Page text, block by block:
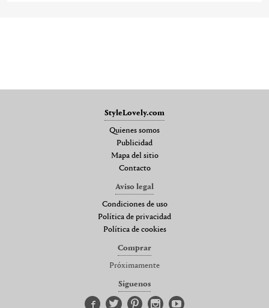
StyleLovely.com
Quienes somos
Publicidad
Mapa del sitio
Contacto
Aviso legal
Condiciones de uso
Política de privacidad
Política de cookies
Comprar
Próximamente
Síguenos